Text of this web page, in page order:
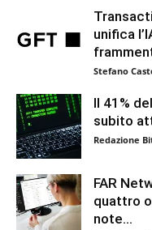
unifica
Stefano
Il 41%
subito
Redazione
FAR
quattro
note...